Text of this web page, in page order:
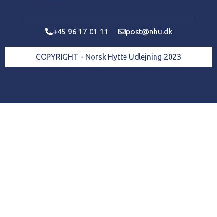
+45 96 17 01 11 post@nhu.dk
COPYRIGHT - Norsk Hytte Udlejning 2023